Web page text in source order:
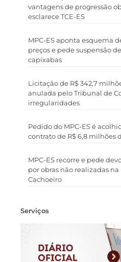
vantagens de progressão
esclarece TCE-ES
MPC-ES aponta esquema
preços e pede suspensão
capixabas
Licitação de R$ 342,7
anulada pelo Tribunal de
irregularidades
Pedido do MPC-ES é
contrato de R$ 6,8 milhões
MPC-ES recorre e pede
por obras não realizadas
Cachoeiro
Serviços